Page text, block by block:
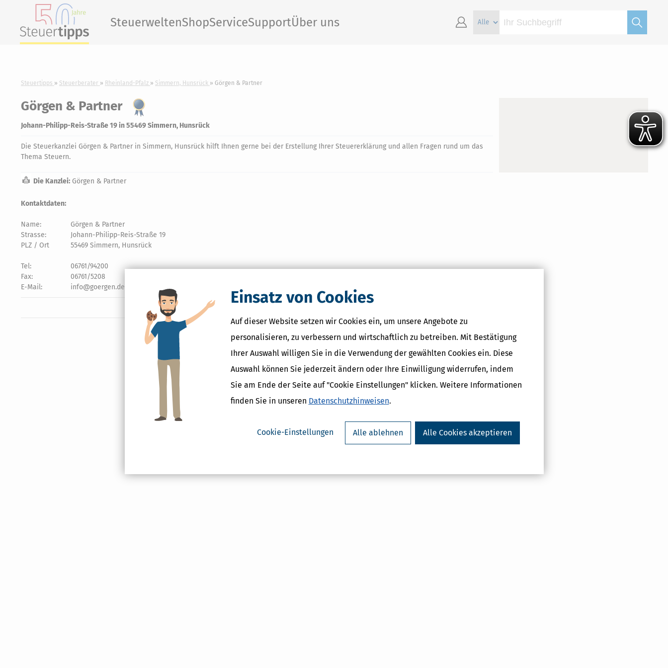
Einsatz von Cookies
Auf dieser Website setzen wir Cookies ein, um unsere Angebote zu
personalisieren, zu verbessern und wirtschaftlich zu betreiben. Mit Bestätigung
Ihrer Auswahl willigen Sie in die Verwendung der gewählten Cookies ein. Diese
Auswahl können Sie jederzeit ändern oder Ihre Einwilligung widerrufen, indem
Sie am Ende der Seite auf "Cookie Einstellungen" klicken. Weitere Informationen
finden Sie in unseren Datenschutzhinweisen.
Cookie-Einstellungen Alle ablehnen Alle Cookies akzeptieren
SteuerweltenShopServiceSupportÜber uns
Steuertipps Steuerberater Rheinland-Pfalz Simmern, Hunsrück Görgen & Partner
Görgen & Partner
Johann-Philipp-Reis-Straße 19 in 55469 Simmern, Hunsrück
Die Steuerkanzlei Görgen & Partner in Simmern, Hunsrück hilft Ihnen gerne bei der Erstellung Ihrer Steuererklärung und allen Fragen rund um das
Thema Steuern.
Die Kanzlei: Görgen & Partner
Kontaktdaten:
Name:
Görgen & Partner
Strasse:
Johann-Philipp-Reis-Straße 19
PLZ / Ort
55469 Simmern, Hunsrück
Tel:
06761/94200
Fax:
06761/5208
E-Mail:
info@goergen.de oder Kontaktformular